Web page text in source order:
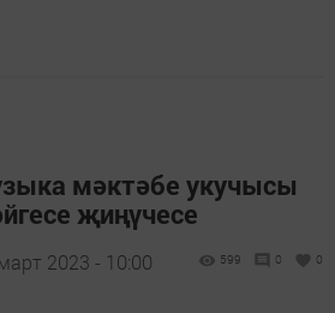
мәктәбе укучысы
җиңүчесе
2023 - 10:00 599 0 0